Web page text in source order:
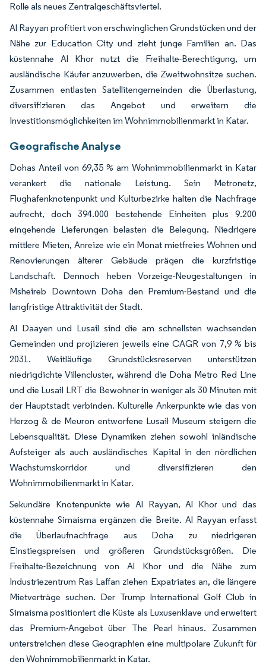
Rolle als neues Zentralgeschäftsviertel.
Al Rayyan profitiert von erschwinglichen Grundstücken und der
Nähe zur Education City und zieht junge Familien an. Das
küstennahe Al Khor nutzt die Freihalte-Berechtigung, um
ausländische Käufer anzuwerben, die Zweitwohnsitze suchen.
Zusammen entlasten Satellitengemeinden die Überlastung,
diversifizieren das Angebot und erweitern die
Investitionsmöglichkeiten im Wohnimmobilienmarkt in Katar.
Geografische Analyse
Dohas Anteil von 69,35 % am Wohnimmobilienmarkt in Katar
verankert die nationale Leistung. Sein Metronetz,
Flughafenknotenpunkt und Kulturbezirke halten die Nachfrage
aufrecht, doch 394.000 bestehende Einheiten plus 9.200
eingehende Lieferungen belasten die Belegung. Niedrigere
mittlere Mieten, Anreize wie ein Monat mietfreies Wohnen und
Renovierungen älterer Gebäude prägen die kurzfristige
Landschaft. Dennoch heben Vorzeige-Neugestaltungen in
Msheireb Downtown Doha den Premium-Bestand und die
langfristige Attraktivität der Stadt.
Al Daayen und Lusail sind die am schnellsten wachsenden
Gemeinden und projizieren jeweils eine CAGR von 7,9 % bis
2031. Weitläufige Grundstücksreserven unterstützen
niedrigdichte Villencluster, während die Doha Metro Red Line
und die Lusail LRT die Bewohner in weniger als 30 Minuten mit
der Hauptstadt verbinden. Kulturelle Ankerpunkte wie das von
Herzog & de Meuron entworfene Lusail Museum steigern die
Lebensqualität. Diese Dynamiken ziehen sowohl inländische
Aufsteiger als auch ausländisches Kapital in den nördlichen
Wachstumskorridor und diversifizieren den
Wohnimmobilienmarkt in Katar.
Sekundäre Knotenpunkte wie Al Rayyan, Al Khor und das
küstennahe Simaisma ergänzen die Breite. Al Rayyan erfasst
die Überlaufnachfrage aus Doha zu niedrigeren
Einstiegspreisen und größeren Grundstücksgrößen. Die
Freihalte-Bezeichnung von Al Khor und die Nähe zum
Industriezentrum Ras Laffan ziehen Expatriates an, die längere
Mietverträge suchen. Der Trump International Golf Club in
Simaisma positioniert die Küste als Luxusenklave und erweitert
das Premium-Angebot über The Pearl hinaus. Zusammen
unterstreichen diese Geographien eine multipolare Zukunft für
den Wohnimmobilienmarkt in Katar.